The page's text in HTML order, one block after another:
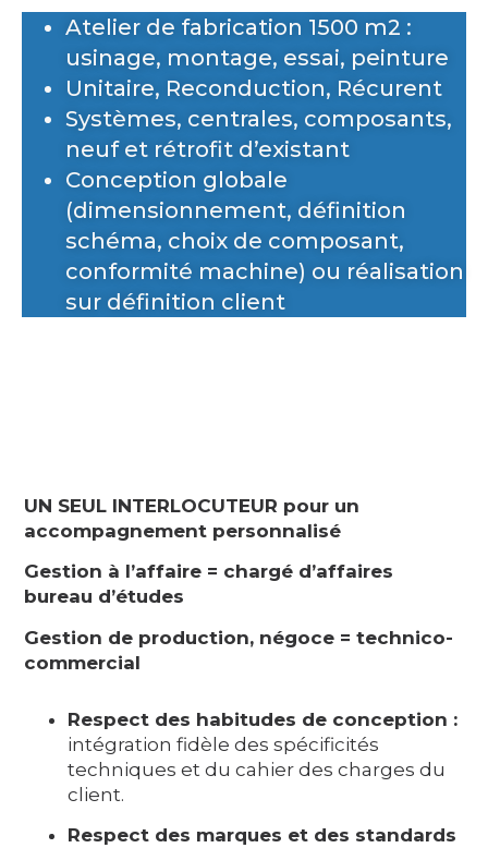
Atelier de fabrication 1500 m2 :
usinage, montage, essai, peinture
Unitaire, Reconduction, Récurent
Systèmes, centrales, composants,
neuf et rétrofit d’existant
Conception globale
(dimensionnement, définition
schéma, choix de composant,
conformité machine) ou réalisation
sur définition client
UN SEUL INTERLOCUTEUR pour un
accompagnement personnalisé
Gestion à l’affaire = chargé d’affaires
bureau d’études
Gestion de production, négoce = technico-
commercial
Respect des habitudes de conception :
intégration fidèle des spécificités
techniques et du cahier des charges du
client.
Respect des marques et des standards